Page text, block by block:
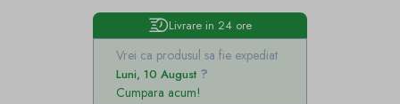
Livrare in 24 ore
Vrei ca produsul sa fie expediat
Luni, 10 August
Cumpara acum!